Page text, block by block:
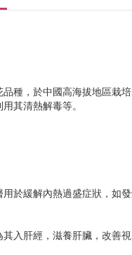
種，於中國高海拔地區栽
其清熱解毒等。
於緩解內熱過盛症狀，如
入肝經，滋養肝臟，改善